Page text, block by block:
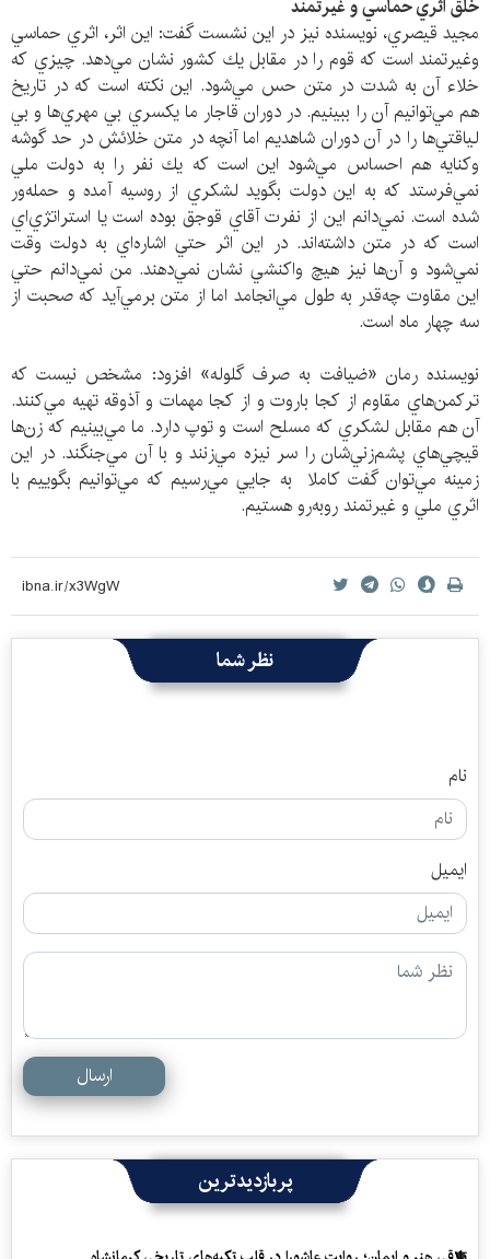
خلق اثري حماسي و غيرتمند
مجيد قيصري، نويسنده نيز در اين نشست گفت: اين اثر، اثري حماسي
وغيرتمند است كه قوم را در مقابل يك كشور نشان مي‌دهد. چيزي كه
خلاء آن به شدت در متن حس مي‌شود. اين نكته‌ است كه در تاريخ
هم مي‌توانيم آن را ببينيم. در دوران قاجار ما يكسري بي مهري‌ها و بي
لياقتي‌ها را در آن دوران شاهديم اما آنچه در متن خلائش در حد گوشه
وكنايه هم احساس مي‌شود اين است كه يك نفر را به دولت ملي
نمي‌فرستد كه به اين دولت بگويد لشكري از روسيه آمده و حمله‌ور
شده است. نمي‌دانم اين از نفرت آقاي قوجق بوده است يا استراتژي‌اي
است كه در متن داشته‌اند. در اين اثر حتي اشاره‌اي به دولت وقت
نمي‌شود و آن‌ها نيز هيچ واكنشي نشان نمي‌دهند. من نمي‌دانم حتي
اين مقاوت چه‌قدر به طول مي‌انجامد اما از متن برمي‌آيد كه صحبت از
سه چهار ماه است.
نويسنده رمان «ضيافت به صرف گلوله» افزود: مشخص نيست كه
تركمن‌هاي مقاوم از كجا باروت و از كجا مهمات و آذوقه تهيه مي‌كنند.
آن هم مقابل لشكري كه مسلح است و توپ دارد. ما مي‌بينيم كه زن‌ها
قيچي‌هاي پشم‌زني‌شان را سر نيزه مي‌زنند و با آن مي‌جنگند. در اين
زمينه مي‌توان گفت كاملا به جايي مي‌رسيم كه مي‌توانيم بگوييم با
اثري ملي و غيرتمند روبه‌رو هستیم.
نظر شما
نام
ایمیل
ارسال
پربازدیدترین